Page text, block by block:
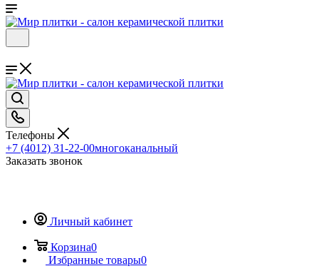
Телефоны
+7 (4012) 31-22-00многоканальный
Заказать звонок
Личный кабинет
Корзина0
Избранные товары0